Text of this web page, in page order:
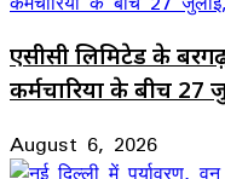
एसीसी लिमिटेड के
कर्मचारियों के बीच
August 6, 2026